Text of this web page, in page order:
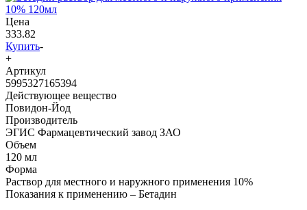
Цена
333.82
Купить-
+
Артикул
5995327165394
Действующее вещество
Повидон-Йод
Производитель
ЭГИС Фармацевтический завод ЗАО
Объем
120 мл
Форма
Раствор для местного и наружного применения 10%
Показания к применению – Бетадин